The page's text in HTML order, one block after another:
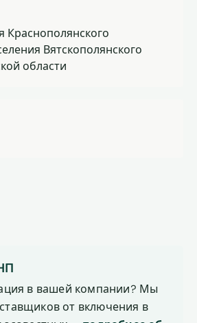
Краснополянского
Вятскополянского
области
в вашей компании? Мы
от включения в